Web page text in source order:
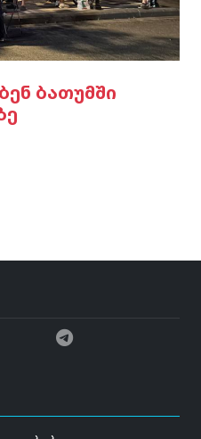
ბათუმში